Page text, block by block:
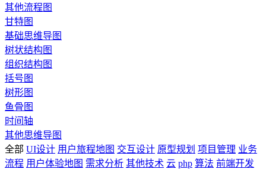
其他流程图
甘特图
基础思维导图
树状结构图
组织结构图
括号图
树形图
鱼骨图
时间轴
其他思维导图
全部 UI设计 用户旅程地图 交互设计 原型规划 项目管理 业务
流程 用户体验地图 需求分析 其他技术 云 php 算法 前端开发